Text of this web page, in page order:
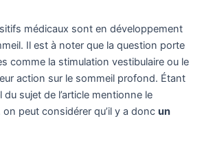
médicaux sont en développement
Il est à noter que la question porte
comme la stimulation vestibulaire ou le
action sur le sommeil profond. Étant
sujet de l’article mentionne le
peut considérer qu’il y a donc un